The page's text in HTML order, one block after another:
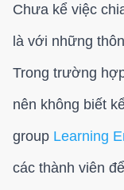
Chưa kể việc
là với những
Trong trường
nên không biết
group Learning
các thành viên